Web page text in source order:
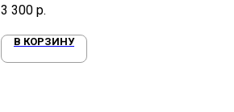
3 300 р.
В КОРЗИНУ